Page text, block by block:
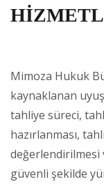
Mimoza Hukuk
kaynaklanan
tahliye süreci,
hazırlanması,
değerlendirilmesi
güvenli şekilde